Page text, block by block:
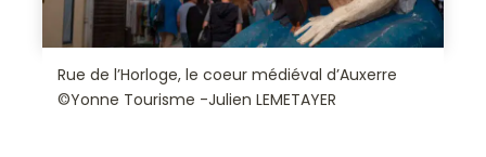
Rue de l’Horloge, le coeur médiéval d’Auxerre
©Yonne Tourisme -Julien LEMETAYER